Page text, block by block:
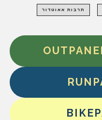
תרבות אאוטדור